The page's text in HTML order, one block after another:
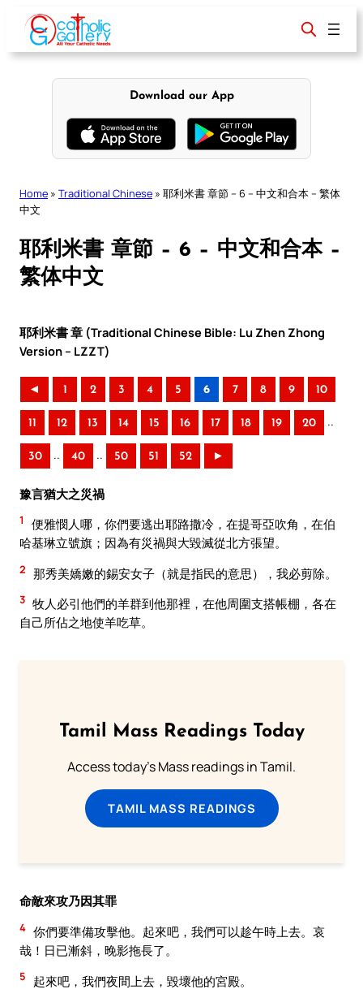
content
Download our App
Home » Traditional Chinese » 耶利米書 章節 – 6 – 中文和合本 – 繁体
中文
耶利米書 章節 – 6 – 中文和合本 –
繁体中文
耶利米書 章 (Traditional Chinese Bible: Lu Zhen Zhong
Version – LZZT)
◄ 1 2 3 4 5 6 7 8 9 10
11 12 13 14 15 16 17 18 19 20 ..
30 .. 40 .. 50 51 52 ►
豫言猶大之災禍
1
便雅憫人哪，你們要逃出耶路撒冷，在提哥亞吹角，在伯
哈基琳立號旗；因為有災禍與大毀滅從北方張望。
2 那秀美嬌嫩的錫安女子（就是指民的意思），我必剪除。
3 牧人必引他們的羊群到他那裡，在他周圍支搭帳棚，各在
自己所佔之地使羊吃草。
Tamil Mass Readings Today
Access today's Mass readings in Tamil.
TAMIL MASS READINGS
命敵來攻乃因其罪
4 你們要準備攻擊他。起來吧，我們可以趁午時上去。哀
哉！日已漸斜，晚影拖長了。
5 起來吧，我們夜間上去，毀壞他的宮殿。